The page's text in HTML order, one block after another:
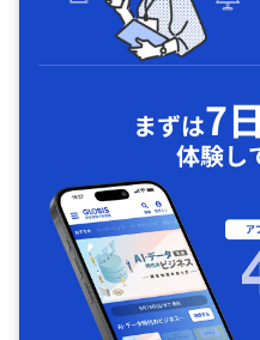
まずは7
体験し